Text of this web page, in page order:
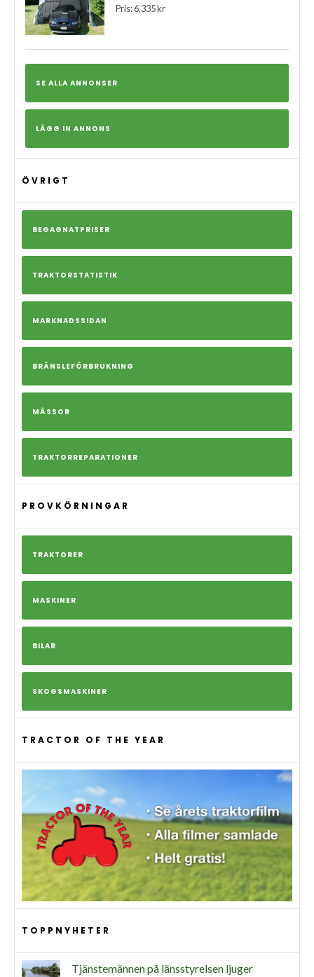
Pris: 6,335 kr
SE ALLA ANNONSER
LÄGG IN ANNONS
ÖVRIGT
BEGAGNATPRISER
TRAKTORSTATISTIK
MARKNADSSIDAN
BRÄNSLEFÖRBRUKNING
MÄSSOR
TRAKTORREPARATIONER
PROVKÖRNINGAR
TRAKTORER
MASKINER
BILAR
SKOGSMASKINER
TRACTOR OF THE YEAR
TOPPNYHETER
Tjänstemännen på länsstyrelsen ljuger